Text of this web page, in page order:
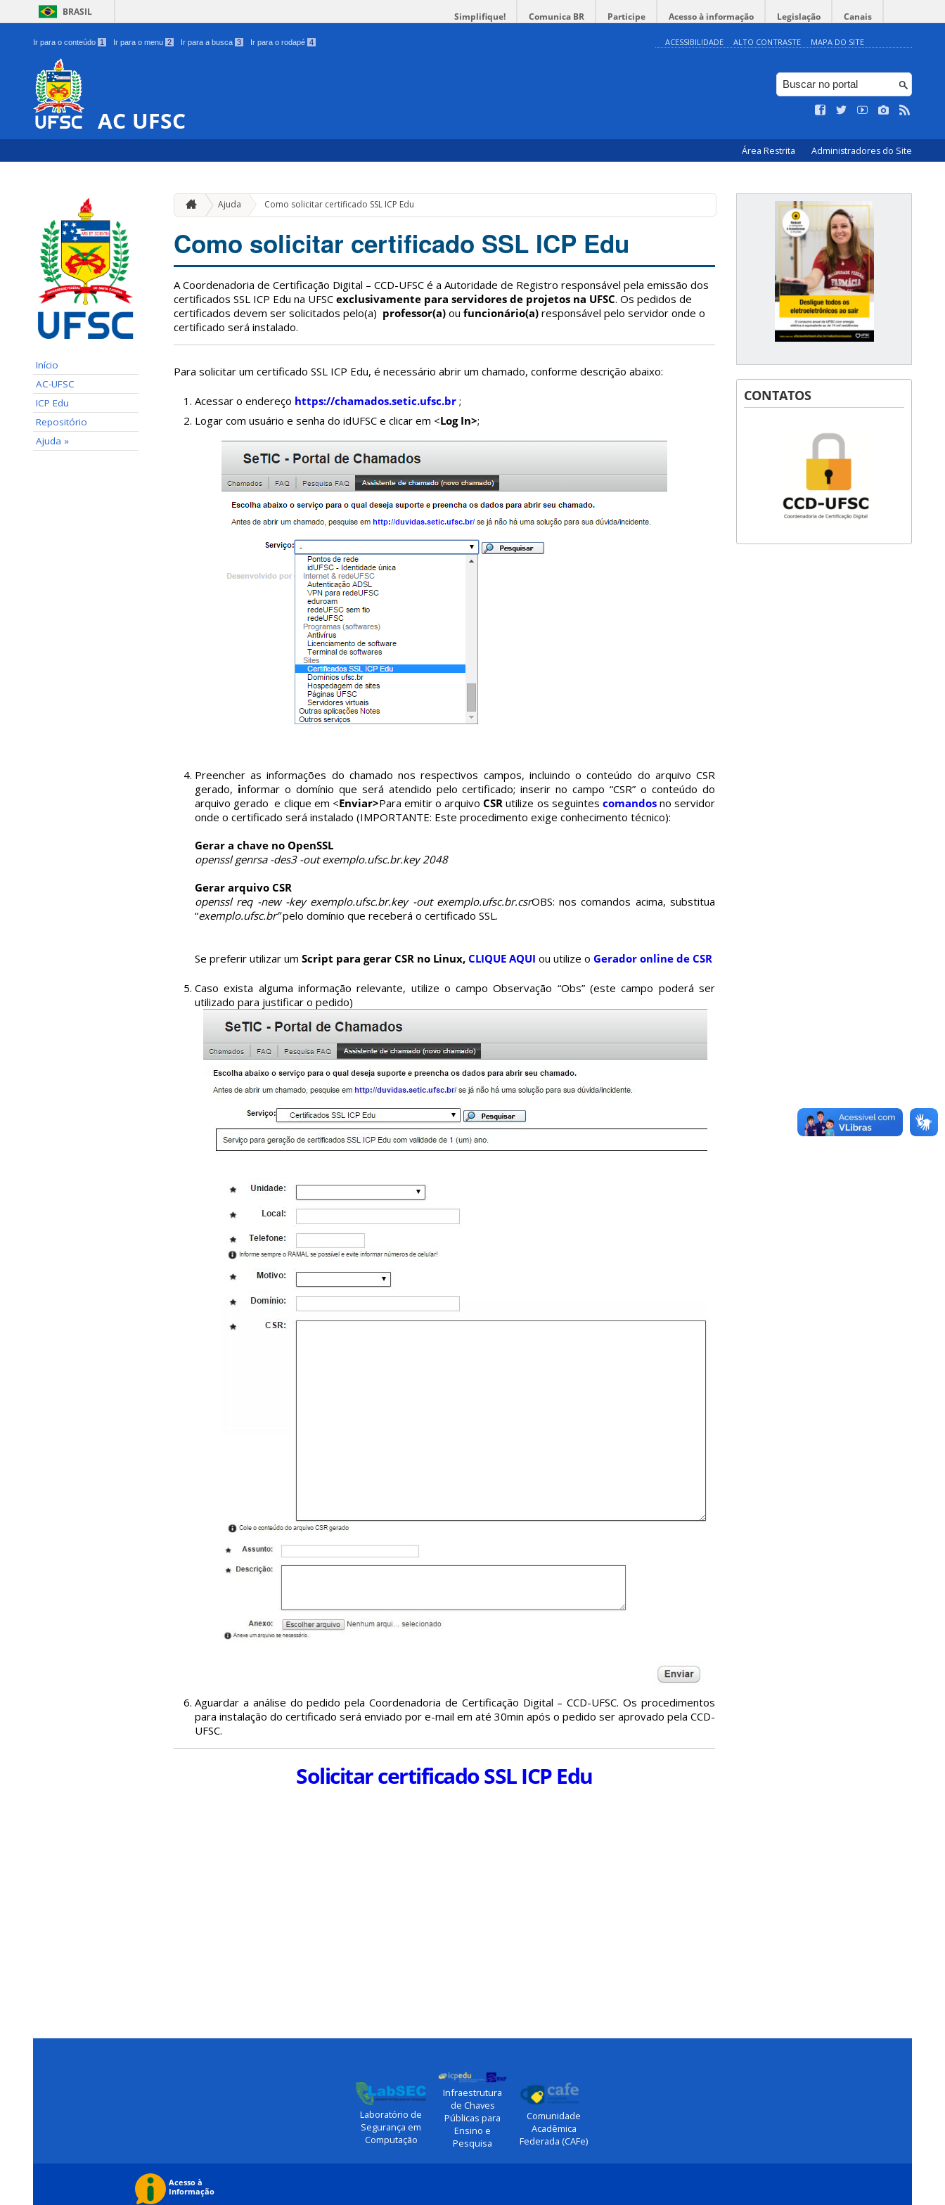
BRASIL Simplifique! Comunica BR Participe Acesso à informação Legislação Canais
Ir para o conteúdo 1 Ir para o menu 2 Ir para a busca 3 Ir para o rodapé 4 ACESSIBILIDADE ALTO CONTRASTE MAPA DO SITE
AC UFSC
Área Restrita Administradores do Site
Início
AC-UFSC
ICP Edu
Repositório
Ajuda »
Ajuda Como solicitar certificado SSL ICP Edu
Como solicitar certificado SSL ICP Edu
A Coordenadoria de Certificação Digital – CCD-UFSC é a Autoridade de Registro responsável pela emissão dos
certificados SSL ICP Edu na UFSC exclusivamente para servidores de projetos na UFSC. Os pedidos de
certificados devem ser solicitados pelo(a) professor(a) ou funcionário(a) responsável pelo servidor onde o
certificado será instalado.
Para solicitar um certificado SSL ICP Edu, é necessário abrir um chamado, conforme descrição abaixo:
Acessar o endereço https://chamados.setic.ufsc.br ;
Logar com usuário e senha do idUFSC e clicar em <Log In>;
Preencher as informações do chamado nos respectivos campos, incluindo o conteúdo do arquivo CSR
gerado, informar o domínio que será atendido pelo certificado; inserir no campo “CSR” o conteúdo do
arquivo gerado e clique em <Enviar>Para emitir o arquivoCSRutilize os seguintes comandosno servidor
onde o certificado será instalado (IMPORTANTE: Este procedimento exige conhecimento técnico):
Gerar a chave no OpenSSL
openssl genrsa -des3 -out exemplo.ufsc.br.key 2048
Gerar arquivo CSR
openssl req -new -key exemplo.ufsc.br.key -out exemplo.ufsc.br.csrOBS: nos comandos acima, substitua
“exemplo.ufsc.br”pelo domínio que receberá o certificado SSL.
Se preferir utilizar um Script para gerar CSR no Linux, CLIQUE AQUI ou utilize o Gerador online de CSR
Caso exista alguma informação relevante, utilize o campo Observação “Obs” (este campo poderá ser
utilizado para justificar o pedido)
Aguardar a análise do pedido pela Coordenadoria de Certificação Digital – CCD-UFSC. Os procedimentos
para instalação do certificado será enviado por e-mail em até 30min após o pedido ser aprovado pela CCD-
UFSC.
Solicitar certificado SSL ICP Edu
CONTATOS
Laboratório de
Segurança em
Computação
Infraestrutura
de Chaves
Públicas para
Ensino e
Pesquisa
Comunidade
Acadêmica
Federada (CAFe)